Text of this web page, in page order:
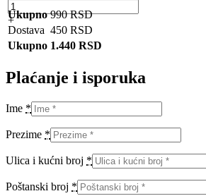
+
Ukupno 990RSD
Dostava 450 RSD
Ukupno 1.440 RSD
Plaćanje i isporuka
Ime *
Prezime *
Ulica i kućni broj *
Poštanski broj *